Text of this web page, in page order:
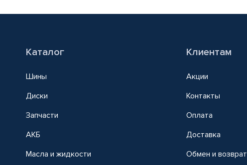
Каталог
Шины
Диски
Запчасти
АКБ
Масла и жидкости
Клиентам
Акции
Контакты
Оплата
Доставка
Обмен и возврат